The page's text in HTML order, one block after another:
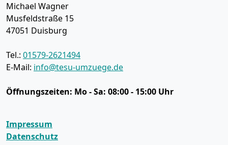
Michael Wagner
Musfeldstraße 15
47051 Duisburg
Tel.: 01579-2621494
E-Mail: info@tesu-umzuege.de
Öffnungszeiten: Mo - Sa: 08:00 - 15:00 Uhr
Impressum
Datenschutz